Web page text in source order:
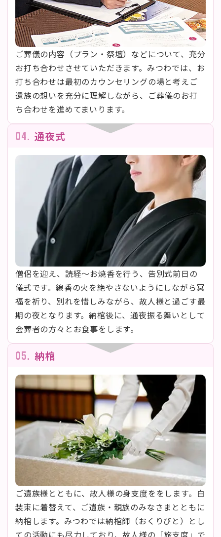
ご葬儀の内容（プラン・祭壇）などについて、充分
お打ち合わせさせていただきます。みつわでは、お
打ち合わせは最初のカウンセリングの場と考えご
遺族の想いを充分に理解しながら、ご葬儀のお打
ち合わせを進めてまいります。
04. 通夜式
僧侶を迎え、読経〜お焼香を行う、告別式前日の
儀式です。線香の火を絶やさないようにしながら冥
福を祈り、別れを惜しみながら、故人様と過ごす最
期の夜となります。納棺後に、通夜振る舞いとして
会葬者の方々とお食事をします。
05. 納棺
ご遺族様とともに、故人様の身支度ををします。白
装束に着替えて、ご遺族・親族のみなさまとともに
納棺します。みつわでは納棺師（おくりびと）とし
ての活動にも尽力しており、故人様の「旅支度」で